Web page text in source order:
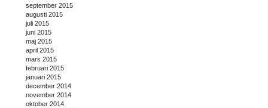
september 2015
augusti 2015
juli 2015
juni 2015
maj 2015
april 2015
mars 2015
februari 2015
januari 2015
december 2014
november 2014
oktober 2014